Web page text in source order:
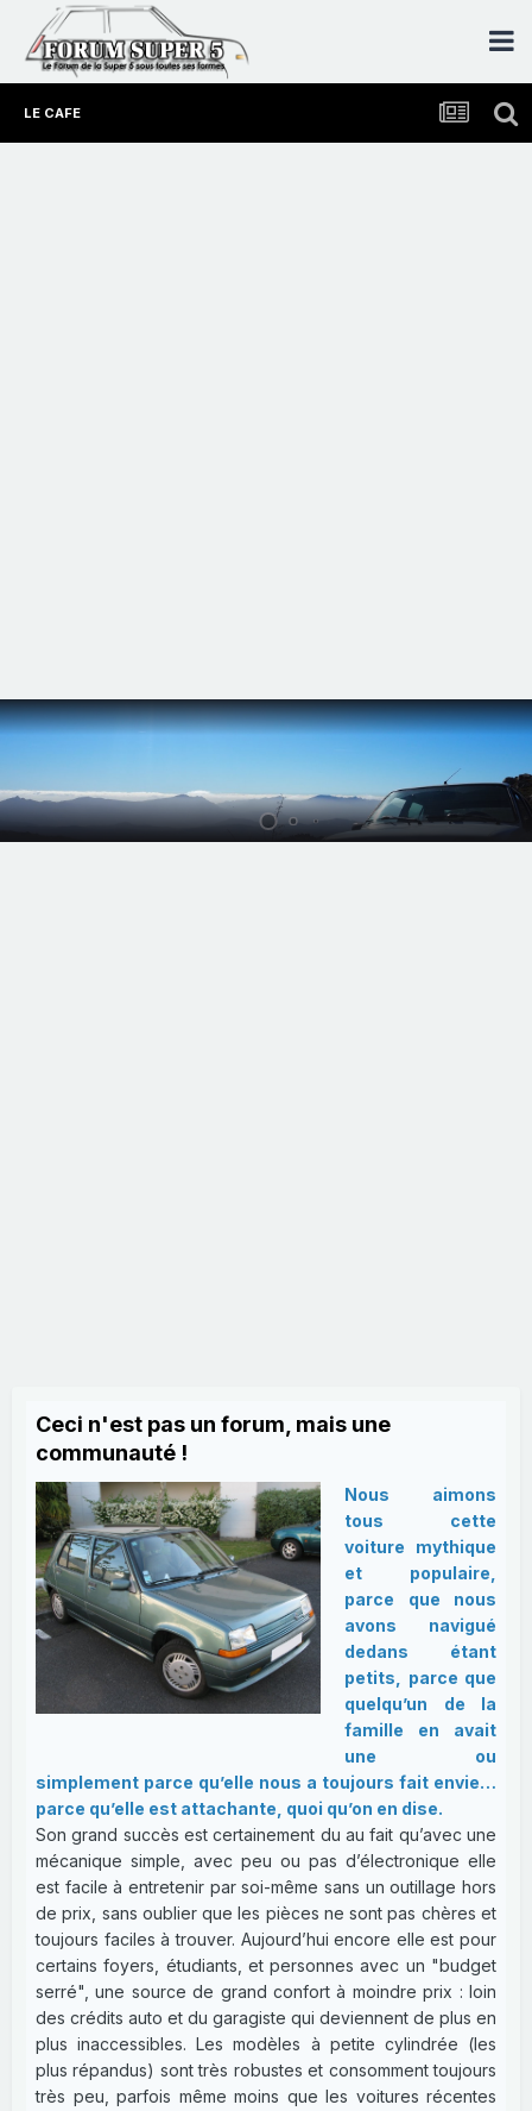
LE CAFE
Ceci n'est pas un forum, mais une
communauté !
Nous aimons
tous cette
voiture mythique
et populaire,
parce que nous
avons navigué
dedans étant
petits, parce que
quelqu’un de la
famille en avait
une ou
simplement parce qu’elle nous a toujours fait envie…
parce qu’elle est attachante, quoi qu’on en dise.
Son grand succès est certainement du au fait qu’avec une
mécanique simple, avec peu ou pas d’électronique elle
est facile à entretenir par soi-même sans un outillage hors
de prix, sans oublier que les pièces ne sont pas chères et
toujours faciles à trouver. Aujourd’hui encore elle est pour
certains foyers, étudiants, et personnes avec un "budget
serré", une source de grand confort à moindre prix : loin
des crédits auto et du garagiste qui deviennent de plus en
plus inaccessibles. Les modèles à petite cylindrée (les
plus répandus) sont très robustes et consomment toujours
très peu, parfois même moins que les voitures récentes